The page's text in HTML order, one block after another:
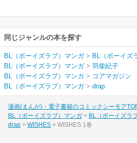
同じジャンルの本を探す
BL（ボーイズラブ）マンガ> BL（ボーイズ
BL（ボーイズラブ）マンガ> 羽柴紀子
BL（ボーイズラブ）マンガ> コアマガジン
BL（ボーイズラブ）マンガ> drap
漫画(まんが)・電子書籍のコミックシーモア
BL（ボーイズラブ）マンガ
BL（ボーイズラ
drap
WISHES WISHES 1巻